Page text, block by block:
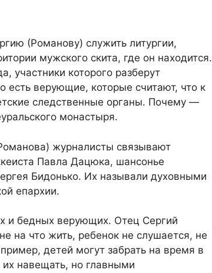
(Романову) служить литургии,
мужского скита, где он находится.
участники которого разберут
есть верующие, которые считают, что к
следственные органы. Почему —
монастыря.
журналисты связывают
Павла Дацюка, шансонье
Бидонько. Их называли духовными
епархии.
и бедных верующих. Отец Сергий
на что жить, ребенок не слушается, не
детей могут забрать на время в
навещать, но главными